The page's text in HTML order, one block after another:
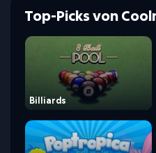
Top-Picks von
Billiards